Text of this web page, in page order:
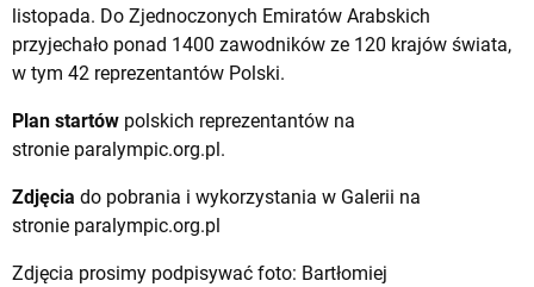
listopada. Do Zjednoczonych Emiratów Arabskich
przyjechało ponad 1400 zawodników ze 120 krajów świata,
w tym 42 reprezentantów Polski.
Plan startów polskich reprezentantów na
stronie paralympic.org.pl.
Zdjęcia do pobrania i wykorzystania w Galerii na
stronie paralympic.org.pl
Zdjęcia prosimy podpisywać foto: Bartłomiej